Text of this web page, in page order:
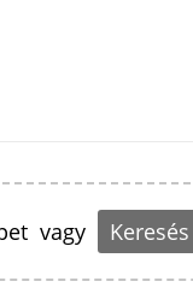
vagy Keresés